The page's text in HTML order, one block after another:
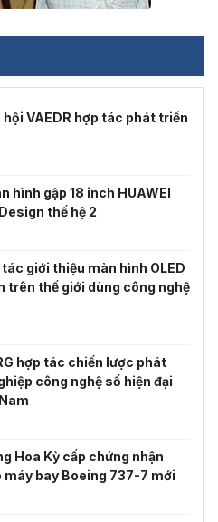
VAEDR hợp tác phát triển
hình gập 18 inch HUAWEI
thế hệ 2
giới thiệu màn hình OLED
trên thế giới dùng công nghệ
hợp tác chiến lược phát
công nghệ số hiện đại
Hoa Kỳ cấp chứng nhận
bay Boeing 737-7 mới